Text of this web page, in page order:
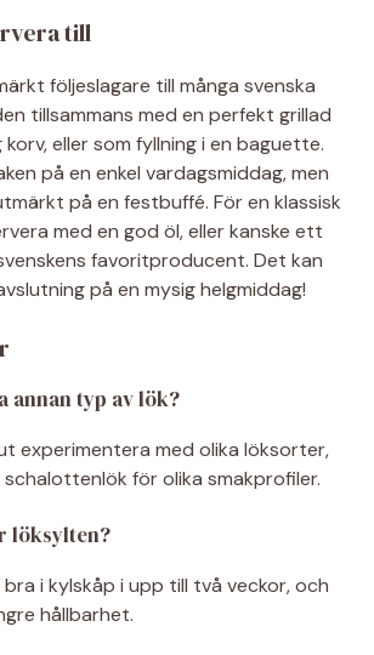
till
följeslagare till många svenska
tillsammans med en perfekt grillad
eller som fyllning i en baguette.
på en enkel vardagsmiddag, men
på en festbuffé. För en klassisk
med en god öl, eller kanske ett
favoritproducent. Det kan
på en mysig helgmiddag!
annan typ av lök?
experimentera med olika löksorter,
för olika smakprofiler.
löksylten?
i kylskåp i upp till två veckor, och
hållbarhet.